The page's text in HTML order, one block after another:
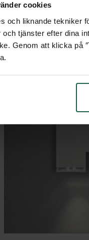
cookies
och liknande tekniker
tjänster efter dina
Genom att klicka på